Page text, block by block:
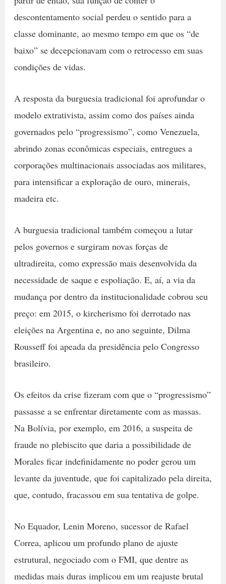
descontentamento social perdeu o sentido para a
classe dominante, ao mesmo tempo em que os “de
baixo” se decepcionavam com o retrocesso em suas
condições de vidas.
A resposta da burguesia tradicional foi aprofundar o
modelo extrativista, assim como dos países ainda
governados pelo “progressismo”, como Venezuela,
abrindo zonas econômicas especiais, entregues a
corporações multinacionais associadas aos militares,
para intensificar a exploração de ouro, minerais,
madeira etc.
A burguesia tradicional também começou a lutar
pelos governos e surgiram novas forças de
ultradireita, como expressão mais desenvolvida da
necessidade de saque e espoliação. E, aí, a via da
mudança por dentro da institucionalidade cobrou seu
preço: em 2015, o kircherismo foi derrotado nas
eleições na Argentina e, no ano seguinte, Dilma
Rousseff foi apeada da presidência pelo Congresso
brasileiro.
Os efeitos da crise fizeram com que o “progressismo”
passasse a se enfrentar diretamente com as massas.
Na Bolívia, por exemplo, em 2016, a suspeita de
fraude no plebiscito que daria a possibilidade de
Morales ficar indefinidamente no poder gerou um
levante da juventude, que foi capitalizado pela direita,
que, contudo, fracassou em sua tentativa de golpe.
No Equador, Lenin Moreno, sucessor de Rafael
Correa, aplicou um profundo plano de ajuste
estrutural, negociado com o FMI, que dentre as
medidas mais duras implicou em um reajuste brutal